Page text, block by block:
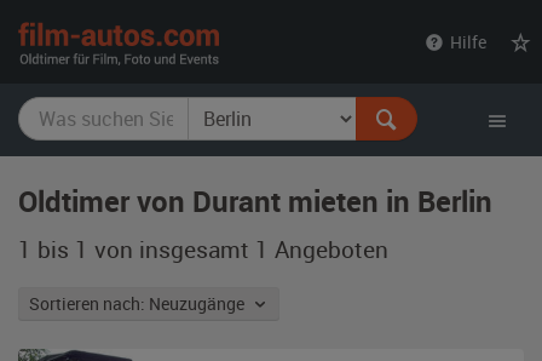
Hilfe
Oldtimer von Durant mieten in Berlin
1 bis 1 von insgesamt 1 Angeboten
Sortieren nach: Neuzugänge